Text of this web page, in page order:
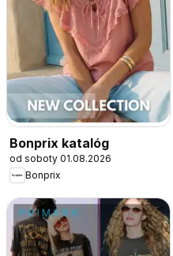
Bonprix katalóg
od soboty 01.08.2026
Bonprix